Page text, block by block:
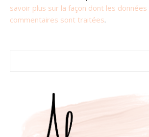
savoir plus sur la façon dont les
commentaires sont traitées.